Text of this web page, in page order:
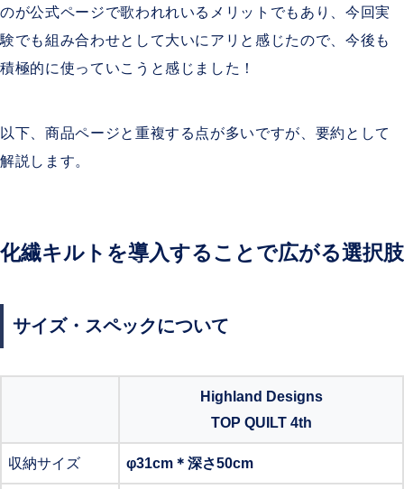
のが公式ページで歌われれいるメリットでもあり、今回実
験でも組み合わせとして大いにアリと感じたので、今後も
積極的に使っていこうと感じました！
以下、商品ページと重複する点が多いですが、要約として
解説します。
化繊キルトを導入することで広がる選択肢
サイズ・スペックについて
Highland Designs
TOP QUILT 4th
収納サイズ φ31cm＊深さ50cm